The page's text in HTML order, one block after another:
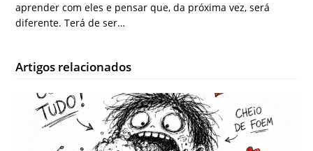
aprender com eles e pensar que, da próxima vez, será
diferente. Terá de ser…
Artigos relacionados